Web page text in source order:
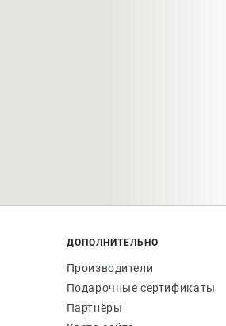
ДОПОЛНИТЕЛЬНО
Производители
Подарочные сертификаты
Партнёры